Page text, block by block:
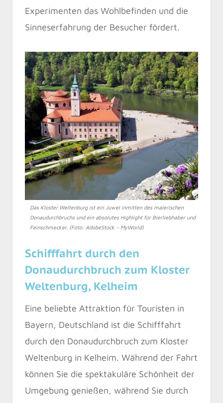
Experimenten das Wohlbefinden und die
Sinneserfahrung der Besucher fördert.
Das Kloster Weltenburg ist ein Juwel inmitten des malerischen
Donaudurchbruchs und ein absolutes Highlight für Bierliebhaber und
Feinschmecker. (Foto: AdobeStock – MyWorld)
Schifffahrt durch den
Donaudurchbruch zum Kloster
Weltenburg, Kelheim
Eine beliebte Attraktion für Touristen in
Bayern, Deutschland ist die Schifffahrt
durch den Donaudurchbruch zum Kloster
Weltenburg in Kelheim. Während der Fahrt
können Sie die spektakuläre Schönheit der
Umgebung genießen, während Sie durch